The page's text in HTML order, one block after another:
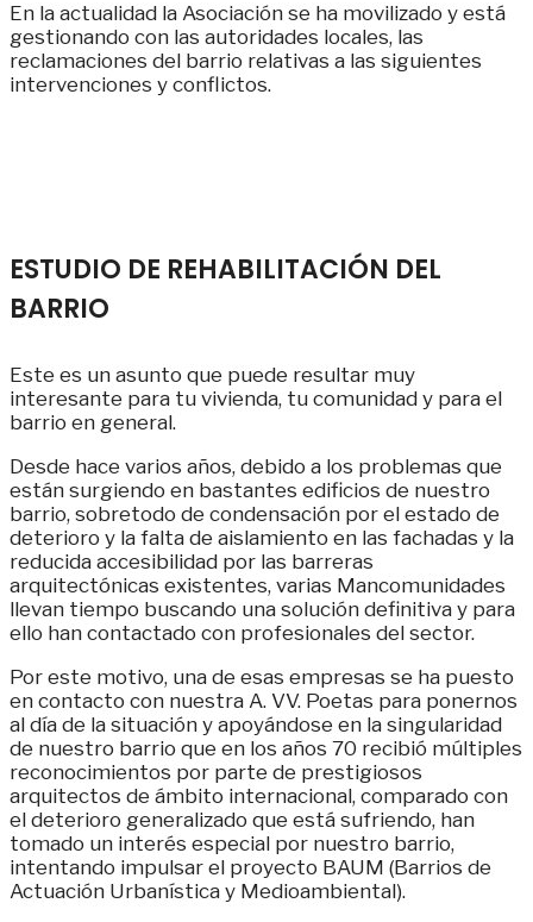
En la actualidad la Asociación se ha movilizado y está
gestionando con las autoridades locales, las
reclamaciones del barrio relativas a las siguientes
intervenciones y conflictos.
ESTUDIO DE REHABILITACIÓN DEL
BARRIO
Este es un asunto que puede resultar muy
interesante para tu vivienda, tu comunidad y para el
barrio en general.
Desde hace varios años, debido a los problemas que
están surgiendo en bastantes edificios de nuestro
barrio, sobretodo de condensación por el estado de
deterioro y la falta de aislamiento en las fachadas y la
reducida accesibilidad por las barreras
arquitectónicas existentes, varias Mancomunidades
llevan tiempo buscando una solución definitiva y para
ello han contactado con profesionales del sector.
Por este motivo, una de esas empresas se ha puesto
en contacto con nuestra A. VV. Poetas para ponernos
al día de la situación y apoyándose en la singularidad
de nuestro barrio que en los años 70 recibió múltiples
reconocimientos por parte de prestigiosos
arquitectos de ámbito internacional, comparado con
el deterioro generalizado que está sufriendo, han
tomado un interés especial por nuestro barrio,
intentando impulsar el proyecto BAUM (Barrios de
Actuación Urbanística y Medioambiental).